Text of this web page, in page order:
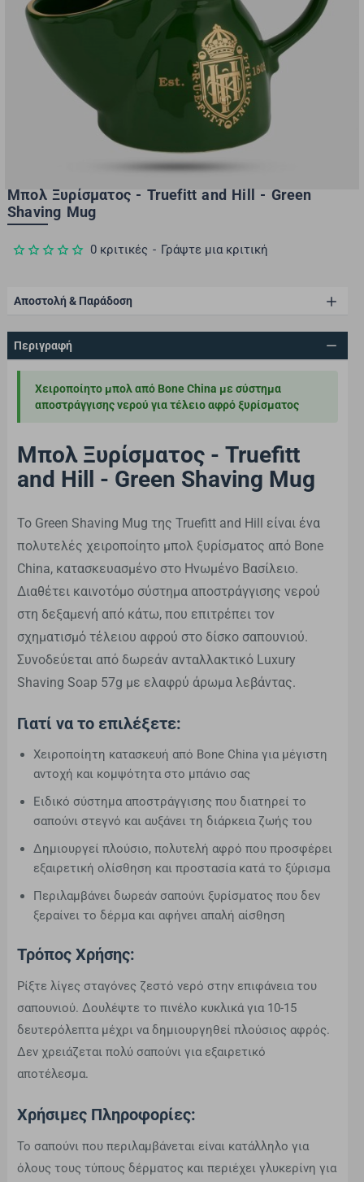
Μπολ Ξυρίσματος - Truefitt and Hill - Green
Shaving Mug
Αποστολή & Παράδοση
Περιγραφή
Χειροποίητο μπολ από Bone China με σύστημα
αποστράγγισης νερού για τέλειο αφρό ξυρίσματος
Μπολ Ξυρίσματος - Truefitt
and Hill - Green Shaving Mug
Το Green Shaving Mug της Truefitt and Hill είναι ένα
πολυτελές χειροποίητο μπολ ξυρίσματος από Bone
China, κατασκευασμένο στο Ηνωμένο Βασίλειο.
Διαθέτει καινοτόμο σύστημα αποστράγγισης νερού
στη δεξαμενή από κάτω, που επιτρέπει τον
σχηματισμό τέλειου αφρού στο δίσκο σαπουνιού.
Συνοδεύεται από δωρεάν ανταλλακτικό Luxury
Shaving Soap 57g με ελαφρύ άρωμα λεβάντας.
Γιατί να το επιλέξετε:
Χειροποίητη κατασκευή από Bone China για μέγιστη
αντοχή και κομψότητα στο μπάνιο σας
Ειδικό σύστημα αποστράγγισης που διατηρεί το
σαπούνι στεγνό και αυξάνει τη διάρκεια ζωής του
Δημιουργεί πλούσιο, πολυτελή αφρό που προσφέρει
εξαιρετική ολίσθηση και προστασία κατά το ξύρισμα
Περιλαμβάνει δωρεάν σαπούνι ξυρίσματος που δεν
ξεραίνει το δέρμα και αφήνει απαλή αίσθηση
Τρόπος Χρήσης:
Ρίξτε λίγες σταγόνες ζεστό νερό στην επιφάνεια του
σαπουνιού. Δουλέψτε το πινέλο κυκλικά για 10-15
δευτερόλεπτα μέχρι να δημιουργηθεί πλούσιος αφρός.
Δεν χρειάζεται πολύ σαπούνι για εξαιρετικό
αποτέλεσμα.
Χρήσιμες Πληροφορίες:
Το σαπούνι που περιλαμβάνεται είναι κατάλληλο για
όλους τους τύπους δέρματος και περιέχει γλυκερίνη για
0 κριτικές - Γράψτε μια κριτική